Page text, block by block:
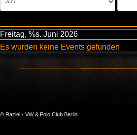
Freitag, %s. Juni 2026
Es wurden keine Events gefunden
© Raziel - VW & Polo Club Berlin